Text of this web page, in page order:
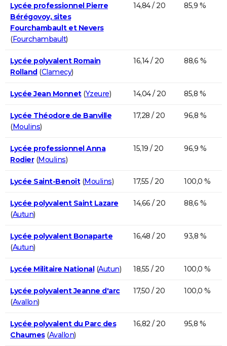
Lycée professionnel Pierre
Bérégovoy, sites
Fourchambault et Nevers
(Fourchambault)
14,84 / 20 85,9 %
Lycée polyvalent Romain
Rolland(Clamecy)
16,14 / 20 88,6 %
Lycée Jean Monnet(Yzeure) 14,04 / 20 85,8 %
Lycée Théodore de Banville
(Moulins)
17,28 / 20 96,8 %
Lycée professionnel Anna
Rodier(Moulins)
15,19 / 20 96,9 %
Lycée Saint-Benoît(Moulins) 17,55 / 20 100,0 %
Lycée polyvalent Saint Lazare
(Autun)
14,66 / 20 88,6 %
Lycée polyvalent Bonaparte
(Autun)
16,48 / 20 93,8 %
Lycée Militaire National(Autun) 18,55 / 20 100,0 %
Lycée polyvalent Jeanne d'arc
(Avallon)
17,50 / 20 100,0 %
Lycée polyvalent du Parc des
Chaumes(Avallon)
16,82 / 20 95,8 %